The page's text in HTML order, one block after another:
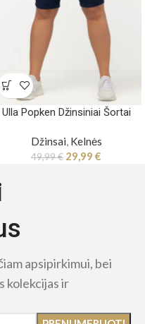
Ulla Popken Džinsiniai Šortai
Džinsai, Kelnės
49,99€ 29,99 €
apsipirkimui, bei
kolekcijas ir